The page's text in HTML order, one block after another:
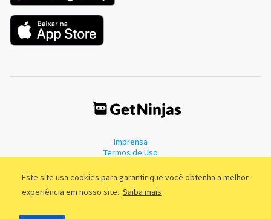
Este site usa cookies para garantir que você obtenha a melhor
experiência em nosso site. Saiba mais
Imprensa
Termos de Uso
©2011 - 2026, GetNinjas LTDA. CNPJ 55.744.877/0001-89 - Rua Dr.